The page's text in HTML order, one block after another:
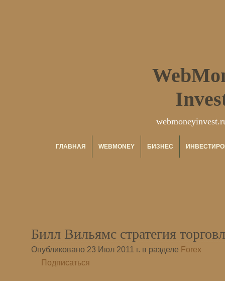
ГЛАВНАЯ WEBMONEY БИЗНЕС
Билл Вильямс стратегия
Опубликовано 23 Июл 2011 г. в разделе Forex
Подписаться